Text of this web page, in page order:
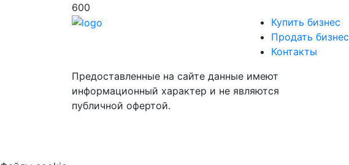
600
Купить бизнес
Продать бизнес
Контакты
Предоставленные на сайте данные имеют
информационный характер и не являются
публичной офертой.